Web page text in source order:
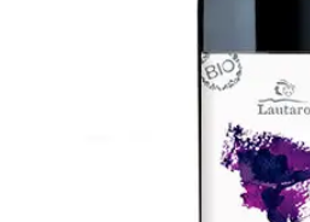
CARMENERE